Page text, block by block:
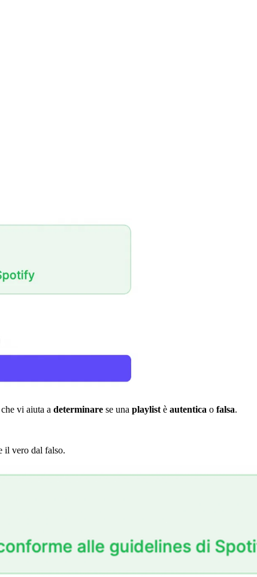
vi aiuta a determinare se una playlist è autentica o falsa.
il vero dal falso.